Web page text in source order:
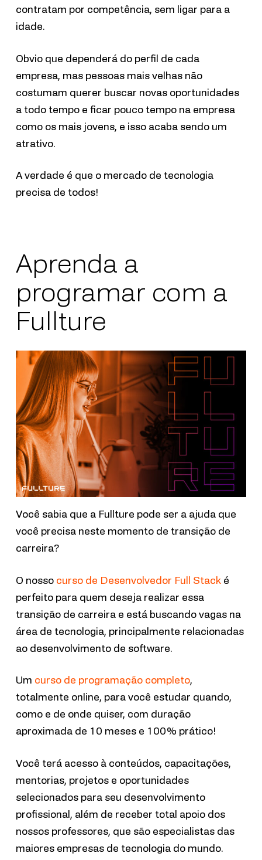
contratam por competência, sem ligar para a
idade.
Obvio que dependerá do perfil de cada
empresa, mas pessoas mais velhas não
costumam querer buscar novas oportunidades
a todo tempo e ficar pouco tempo na empresa
como os mais jovens, e isso acaba sendo um
atrativo.
A verdade é que o mercado de tecnologia
precisa de todos!
Aprenda a
programar com a
Fullture
Você sabia que a Fullture pode ser a ajuda que
você precisa neste momento de transição de
carreira?
O nosso curso de Desenvolvedor Full Stack é
perfeito para quem deseja realizar essa
transição de carreira e está buscando vagas na
área de tecnologia, principalmente relacionadas
ao desenvolvimento de software.
Um curso de programação completo,
totalmente online, para você estudar quando,
como e de onde quiser, com duração
aproximada de 10 meses e 100% prático!
Você terá acesso à conteúdos, capacitações,
mentorias, projetos e oportunidades
selecionados para seu desenvolvimento
profissional, além de receber total apoio dos
nossos professores, que são especialistas das
maiores empresas de tecnologia do mundo.